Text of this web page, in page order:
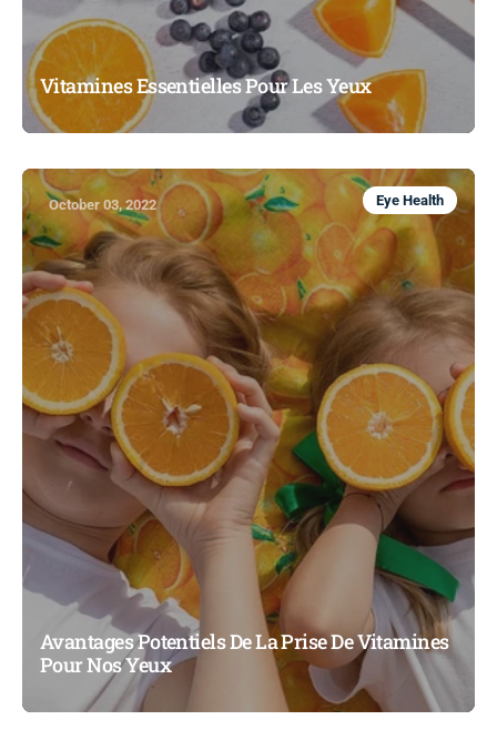
Vitamines Essentielles Pour Les Yeux
October 03, 2022 Eye Health
Avantages Potentiels De La Prise De Vitamines
Pour Nos Yeux